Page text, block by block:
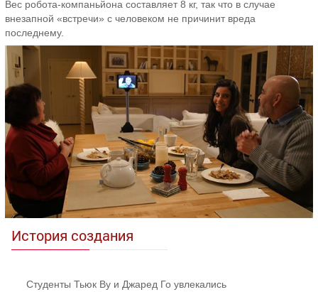
Вес робота-компаньйона составляет 8 кг, так что в случае
внезапной «встречи» с человеком не причинит вреда
последнему.
История создания
Студенты Тьюк Ву и Джаред Го увлекались